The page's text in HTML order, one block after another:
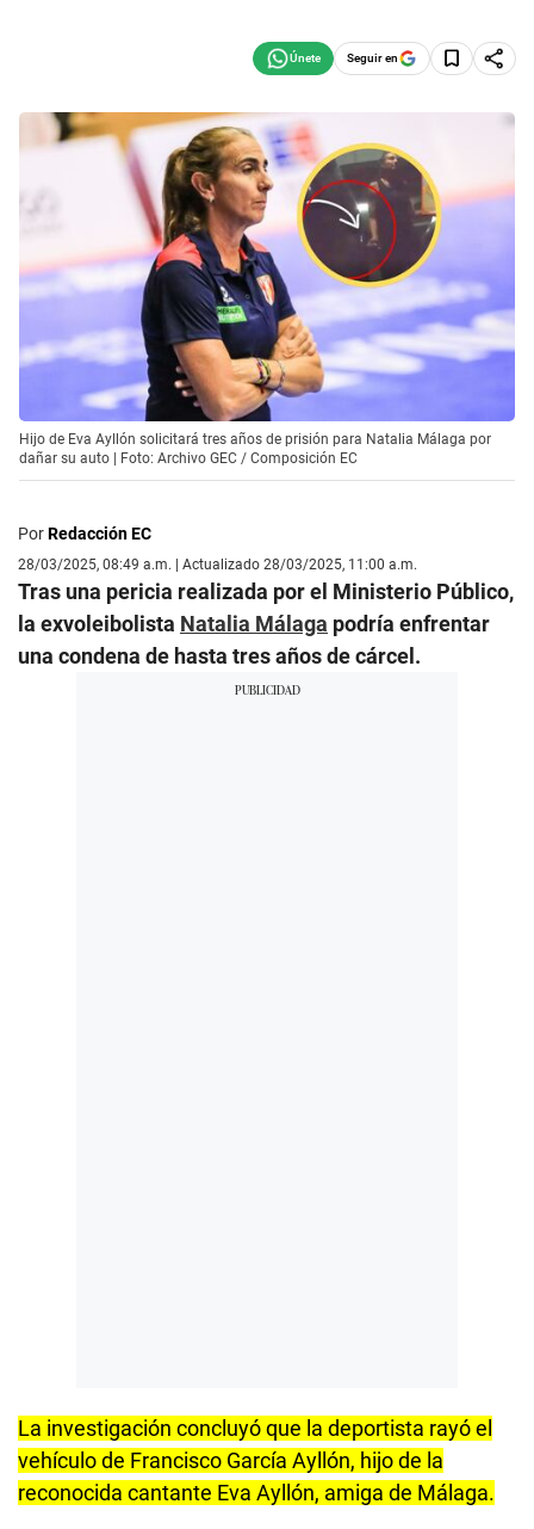
Seguir en
Hijo de Eva Ayllón solicitará tres años de prisión para Natalia Málaga por
dañar su auto | Foto: Archivo GEC / Composición EC
PorRedacción EC
28/03/2025, 08:49 a.m. | Actualizado 28/03/2025, 11:00 a.m.
Tras una pericia realizada por el Ministerio Público,
la exvoleibolista Natalia Málaga podría enfrentar
una condena de hasta tres años de cárcel.
La investigación concluyó que la deportista rayó el
vehículo de Francisco García Ayllón, hijo de la
reconocida cantante Eva Ayllón, amiga de Málaga.